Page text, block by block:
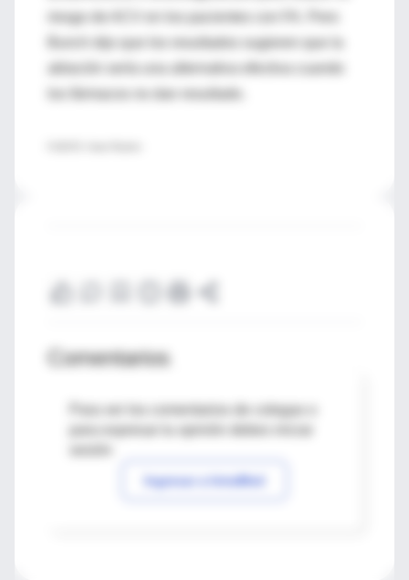
riesgo de ACV en los pacientes con FA. Pero
Bunch dijo que los resultados sugieren que la
Comentarios
Para ver los comentarios de colegas o
Ingresar a IntraMed